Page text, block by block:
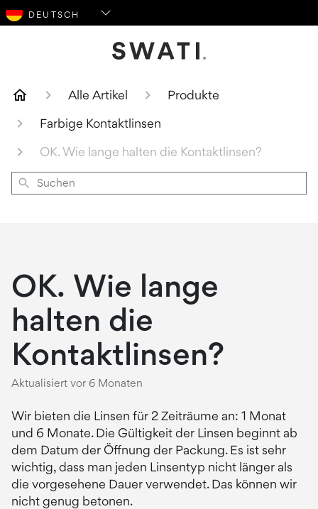
Alle Artikel
Produkte
Farbige Kontaktlinsen
OK. Wie lange halten die Kontaktlinsen?
Suchen
OK. Wie lange
halten die
Kontaktlinsen?
Aktualisiert vor 6 Monaten
Wir bieten die Linsen für 2 Zeiträume an: 1 Monat
und 6 Monate. Die Gültigkeit der Linsen beginnt ab
dem Datum der Öffnung der Packung. Es ist sehr
wichtig, dass man jeden Linsentyp nicht länger als
die vorgesehene Dauer verwendet. Das können wir
nicht genug betonen.